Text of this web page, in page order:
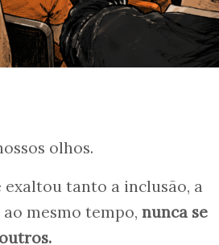
olhos.
exaltou tanto a inclusão, a
mesmo tempo, nunca se